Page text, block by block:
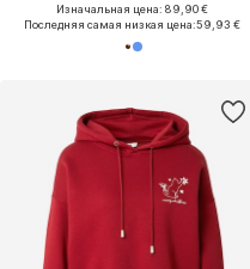
Изначальная цена: 89,90 €
Последняя самая низкая цена:59,93 €